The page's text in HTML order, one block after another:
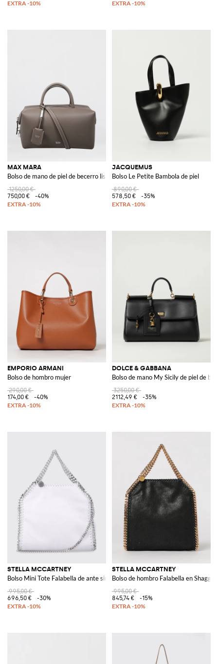
MAX MARA
Bolso de mano de piel de becerro lisa
1250,00 €
750,00 €
-40%
JACQUEMUS
Bolso Le Petite Bambola de piel
890,00 €
578,50 €
-35%
EMPORIO ARMANI
Bolso de hombro mujer
290,00 €
174,00 €
-40%
DOLCE & GABBANA
Bolso de mano My Sicily de piel de
3250,00 €
2112,49 €
-35%
STELLA MCCARTNEY
Bolso Mini Tote Falabella de ante sintético
995,00 €
696,50 €
-30%
STELLA MCCARTNEY
Bolso de hombro Falabella en Shaggy
995,00 €
845,74 €
-15%